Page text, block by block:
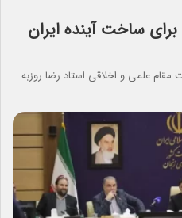
ساخت آینده ایران
علمی و اخلاقی استاد رضا روزبه